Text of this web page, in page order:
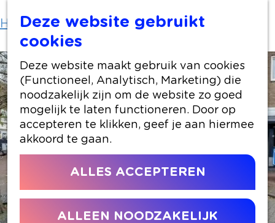
Deze website gebruikt
cookies
Deze website maakt gebruik van cookies
(Functioneel, Analytisch, Marketing) die
noodzakelijk zijn om de website zo goed
mogelijk te laten functioneren. Door op
accepteren te klikken, geef je aan hiermee
akkoord te gaan.
ALLES ACCEPTEREN
ALLEEN NOODZAKELIJK
Home Locaties winkelen AK-AL